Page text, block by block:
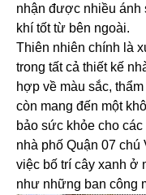
nhận được nhiều ánh
khí tốt từ bên ngoài.
Thiên nhiên chính là
trong tất cả thiết kế
hợp về màu sắc,
còn mang đến một
bảo sức khỏe cho
nhà phố Quận 07
việc bố trí cây xanh ở
như những ban công